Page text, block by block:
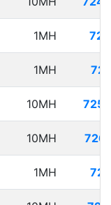
1MH
1MH
10MH
10MH
1MH